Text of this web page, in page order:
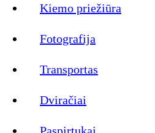
Kiemo priežiūra
Fotografija
Transportas
Dviračiai